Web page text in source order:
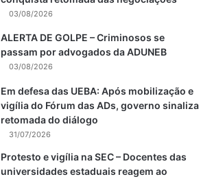
03/08/2026
ALERTA DE GOLPE – Criminosos se
passam por advogados da ADUNEB
03/08/2026
Em defesa das UEBA: Após mobilização e
vigília do Fórum das ADs, governo sinaliza
retomada do diálogo
31/07/2026
Protesto e vigília na SEC – Docentes das
universidades estaduais reagem ao